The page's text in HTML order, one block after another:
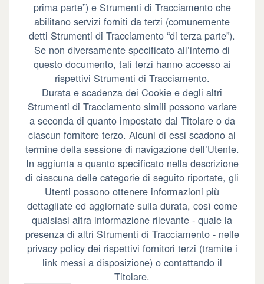
prima parte”) e Strumenti di Tracciamento che
abilitano servizi forniti da terzi (comunemente
detti Strumenti di Tracciamento “di terza parte”).
Se non diversamente specificato all’interno di
questo documento, tali terzi hanno accesso ai
rispettivi Strumenti di Tracciamento.
Durata e scadenza dei Cookie e degli altri
Strumenti di Tracciamento simili possono variare
a seconda di quanto impostato dal Titolare o da
ciascun fornitore terzo. Alcuni di essi scadono al
termine della sessione di navigazione dell’Utente.
In aggiunta a quanto specificato nella descrizione
di ciascuna delle categorie di seguito riportate, gli
Utenti possono ottenere informazioni più
dettagliate ed aggiornate sulla durata, così come
qualsiasi altra informazione rilevante - quale la
presenza di altri Strumenti di Tracciamento - nelle
privacy policy dei rispettivi fornitori terzi (tramite i
link messi a disposizione) o contattando il
Titolare.